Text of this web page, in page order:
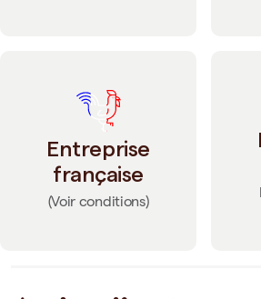
Entreprise
française
(Voir conditions)